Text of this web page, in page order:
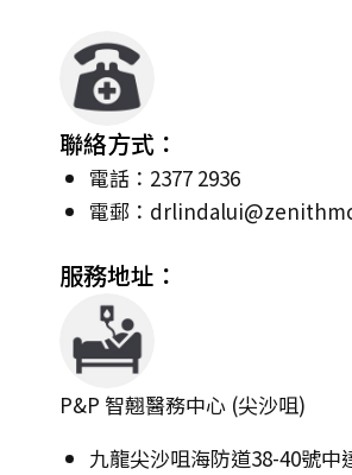
聯絡方式：
電話：2377 2936
電郵：
服務地址：
P&P 智翹醫務中心 (尖沙咀)
九龍尖沙咀海防道38-40號中